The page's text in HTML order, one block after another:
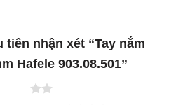
nhận xét “Tay nắm
Hafele 903.08.501”